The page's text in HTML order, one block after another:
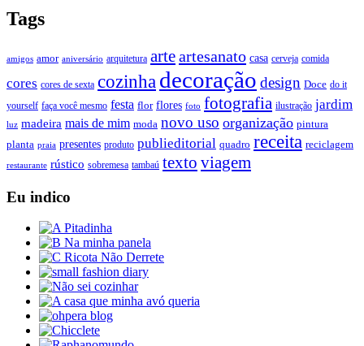
Tags
amigos amor aniversário arquitetura arteartesanato casa cerveja comida
cores cores de sexta cozinha decoração design Doce do it
yourself faça você mesmo festa flor flores foto fotografia ilustração jardim
luz madeira mais de mim moda novo uso organização pintura
planta praia presentes produto publieditorial quadro receita reciclagem
restaurante rústico sobremesa tambaú texto viagem
Eu indico